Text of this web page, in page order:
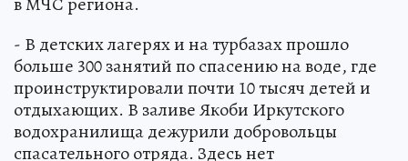
- В детских лагерях и на турбазах прошло
больше 300 занятий по спасению на воде, где
проинструктировали почти 10 тысяч детей и
отдыхающих. В заливе Якоби Иркутского
водохранилища дежурили добровольцы
спасательного отряда. Здесь нет